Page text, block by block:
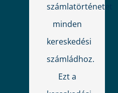
számlatörténetet
minden
kereskedési
számládhoz.
Ezt a